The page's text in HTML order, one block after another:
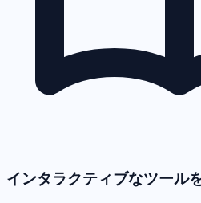
インタラクティブなツール